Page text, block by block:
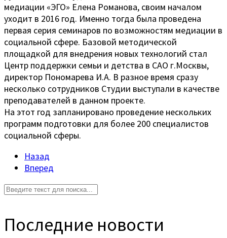
медиации «ЭГО» Елена Романова, своим началом
уходит в 2016 год. Именно тогда была проведена
первая серия семинаров по возможностям медиации в
социальной сфере. Базовой методической
площадкой для внедрения новых технологий стал
Центр поддержки семьи и детства в САО г.Москвы,
директор Пономарева И.А. В разное время сразу
несколько сотрудников Студии выступали в качестве
преподавателей в данном проекте.
На этот год запланировано проведение нескольких
программ подготовки для более 200 специалистов
социальной сферы.
Назад
Вперед
Последние новости